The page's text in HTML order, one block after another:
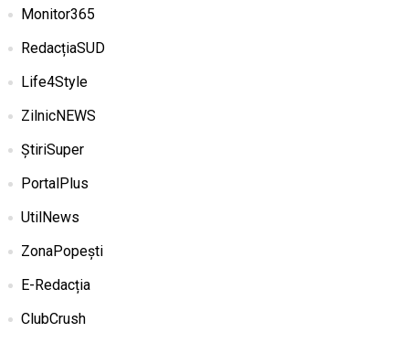
Monitor365
RedacțiaSUD
Life4Style
ZilnicNEWS
ȘtiriSuper
PortalPlus
UtilNews
ZonaPopești
E-Redacția
ClubCrush